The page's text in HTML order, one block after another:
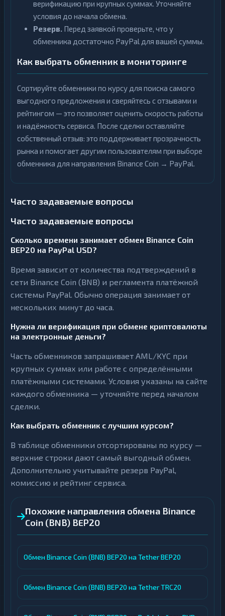
верификацию при крупных суммах. Уточняйте
условия до начала обмена.
Резерв. Перед заявкой проверьте, что у
обменника достаточно PayPal для вашей суммы.
Как выбрать обменник в мониторинге
Сортируйте обменники по курсу для поиска самого
выгодного предложения и сверяйтесь с отзывами и
рейтингом — это позволяет оценить скорость работы
и надёжность сервиса. После сделки оставляйте
собственный отзыв: это поддерживает прозрачность
рынка и помогает другим пользователям при выборе
обменника для направления Binance Coin → PayPal.
Часто задаваемые вопросы
Часто задаваемые вопросы
Сколько времени занимает обмен Binance Coin
BEP20 на PayPal USD?
Время зависит от количества подтверждений в
сети Binance Coin (BNB) и регламента платёжной
системы PayPal. Обычно операция занимает от
нескольких минут до часа.
Нужна ли верификация при обмене криптовалюты
на электронные деньги?
Часть обменников запрашивает AML/KYC при
крупных суммах или работе с определёнными
платёжными системами. Условия указаны на сайте
каждого обменника — уточняйте перед началом
сделки.
Как выбрать обменник с лучшим курсом?
В таблице обменники отсортированы по курсу —
верхние строки дают самый выгодный обмен.
Дополнительно учитывайте резерв PayPal,
комиссию и рейтинг сервиса.
Похожие направления обмена Binance
Coin (BNB) BEP20
Обмен Binance Coin (BNB) BEP20 на Tether BEP20
Обмен Binance Coin (BNB) BEP20 на Tether TRC20